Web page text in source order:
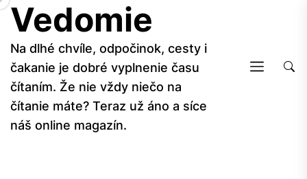
Skip
the
content
Vedomie
Na dlhé chvíle, odpočinok, cesty i
čakanie je dobré vyplnenie času
čítaním. Že nie vždy niečo na
čítanie máte? Teraz už áno a síce
náš online magazín.